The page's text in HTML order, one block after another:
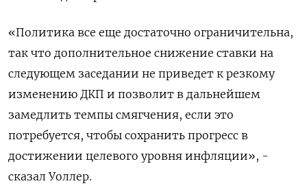
«Политика все еще достаточно ограничительна,
так что дополнительное снижение ставки на
следующем заседании не приведет к резкому
изменению ДКП и позволит в дальнейшем
замедлить темпы смягчения, если это
потребуется, чтобы сохранить прогресс в
достижении целевого уровня инфляции», -
сказал Уоллер.